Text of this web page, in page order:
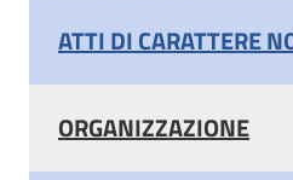
ATTI DI CARATTERE
ORGANIZZAZIONE